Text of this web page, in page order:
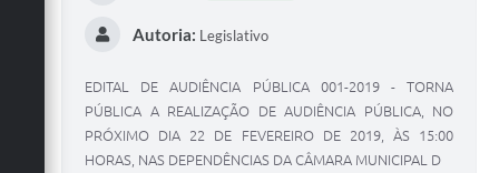
Autoria: Legislativo
EDITAL DE AUDIÊNCIA PÚBLICA 001-2019 - TORNA
PÚBLICA A REALIZAÇÃO DE AUDIÊNCIA PÚBLICA, NO
PRÓXIMO DIA 22 DE FEVEREIRO DE 2019, ÀS 15:00
HORAS, NAS DEPENDÊNCIAS DA CÂMARA MUNICIPAL D